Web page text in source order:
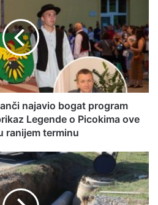
najavio bogat program
Legende o Picokima ove
ranijem terminu